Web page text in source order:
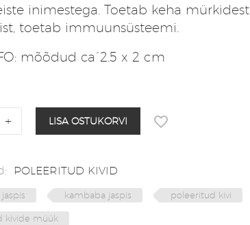
inimestega. Toetab keha mürkidest
toetab immuunsüsteemi.
mõõdud ca´2.5 x 2 cm
+ LISA OSTUKORVI
POLEERITUD KIVID
jaspis kambaba jaspis poleeritud kivi
kivide müük